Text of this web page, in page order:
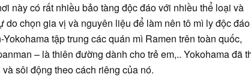
này có rất nhiều bảo tàng độc đáo với nhiều thể loại và
chọn gia vị và nguyên liệu để làm nên tô mì ly độc đáo
tập trung các quán mì Ramen trên toàn quốc,
– là thiên đường dành cho trẻ em,.. Yokohama đã
sôi động theo cách riêng của nó.